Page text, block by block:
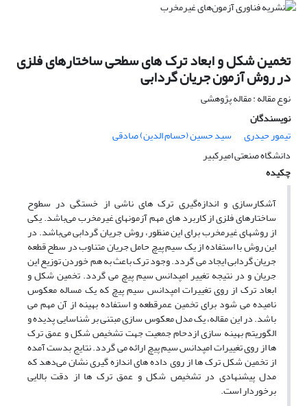
تخمین شکل و ابعاد ترک های سطحی ساختارهای فلزی
در روش آزمون جریان گردابی
نوع مقاله : مقاله پژوهشی
نویسندگان
تیمور حیدری
سید حسین (حسام الدین) صادقی
دانشگاه صنعتی امیرکبیر
چکیده
آشکارسازی و اندازه‌گیری ترک های ناشی از خستگی در سطوح
ساختارهای فلزی از کاربرد های مهم آزمونهای غیرمخرب می‌باشد. یکی
از روشهای غیر‌مخرب برای این منظور، روش جریان گردابی می‌باشد. در
این روش با استفاده از یک سیم پیچ حامل جریان متناوب در سطح قطعه
جریان گردابی ایجاد می گردد. وجود ترک باعث به هم خوردن توزیع این
جریان و در نتیجه تغییر امپدانس سیم پیچ می گردد. تخمین شکل و
ابعاد ترک از روی تغییرات امپدانس سیم پیچ که یک مساله معکوس
نامیده می شود برای تخمین عمرقطعه و استفاده بهینه از آن مهم می
باشد. در این مقاله، یک مدل معکوس سازی مبتنی بر شناسایی پدیده و
الگوریتم بهینه سازی ازدحام جمعیت جهت تشخیص شکل و عمق ترک
ها از روی تغییرات امپدانس سیم پیچ ارائه می گردد. نتایج بدست آمده
از تخمین شکل ترک ها از روی داده های اندازه گیری نشان می‌دهد که
مدل پیشنهادی در تشخیص شکل و عمق ترک ها از دقت بالایی
برخوردار است.